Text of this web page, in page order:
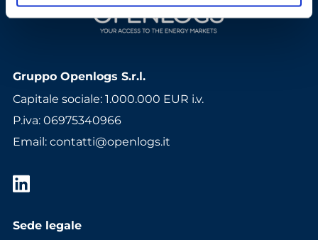
Gruppo Openlogs S.r.l.
Capitale sociale: 1.000.000 EUR i.v.
P.iva: 06975340966
Email : contatti@openlogs.it
Sede legale